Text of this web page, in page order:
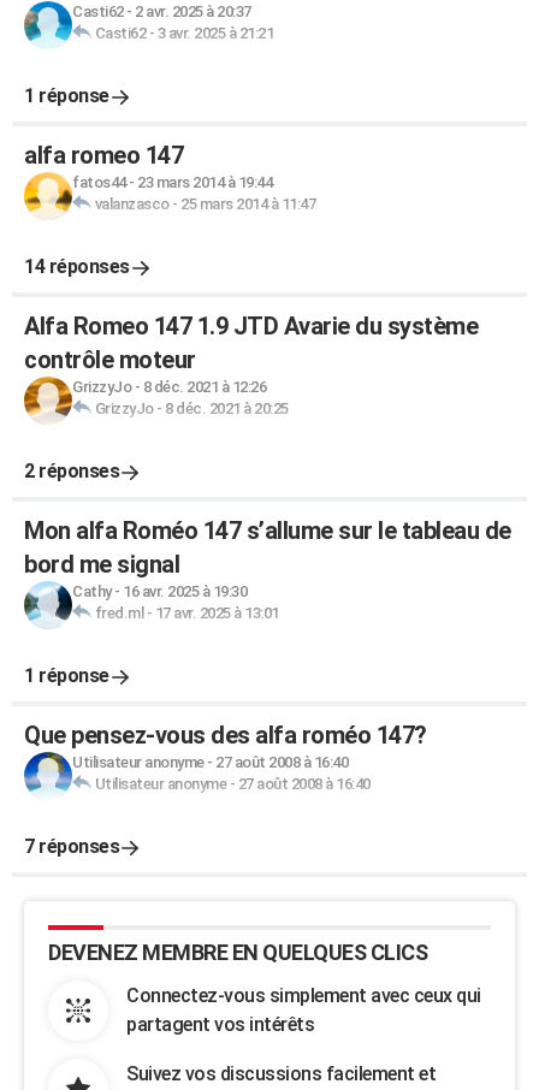
Casti62- 2 avr. 2025 à 20:37
Casti62- 3 avr. 2025 à 21:21
1 réponse
alfa romeo 147
fatos44- 23 mars 2014 à 19:44
valanzasco- 25 mars 2014 à 11:47
14 réponses
Alfa Romeo 147 1.9 JTD Avarie du système
contrôle moteur
GrizzyJo- 8 déc. 2021 à 12:26
GrizzyJo- 8 déc. 2021 à 20:25
2 réponses
Mon alfa Roméo 147 s’allume sur le tableau de
bord me signal
Cathy- 16 avr. 2025 à 19:30
fred.ml - 17 avr. 2025 à 13:01
1 réponse
Que pensez-vous des alfa roméo 147?
Utilisateur anonyme- 27 août 2008 à 16:40
Utilisateur anonyme- 27 août 2008 à 16:40
7 réponses
DEVENEZ MEMBRE EN QUELQUES CLICS
Connectez-vous simplement avec ceux qui
partagent vos intérêts
Suivez vos discussions facilement et